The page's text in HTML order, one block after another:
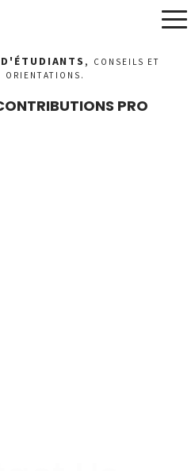
,
CONSEILS ET
ORIENTATIONS.
PRO